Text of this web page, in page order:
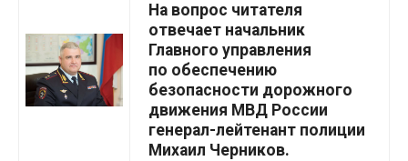
На вопрос читателя
отвечает начальник
Главного управления
по обеспечению
безопасности дорожного
движения МВД России
генерал-лейтенант полиции
Михаил Черников.